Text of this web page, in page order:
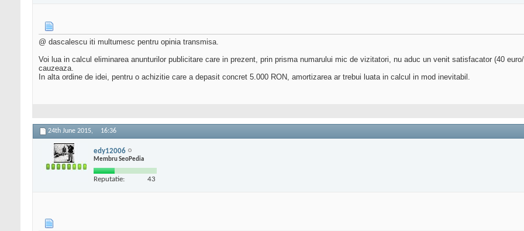
@ dascalescu iti multumesc pentru opinia transmisa.
Voi lua in calcul eliminarea anunturilor publicitare care in prezent, prin prisma numarului mic de vizitatori, nu aduc un venit satisfacator (40
cauzeaza.
In alta ordine de idei, pentru o achizitie care a depasit concret 5.000 RON, amortizarea ar trebui luata in calcul in mod inevitabil.
24th June 2015, 16:36
edy12006
Membru SeoPedia
Reputatie: 43